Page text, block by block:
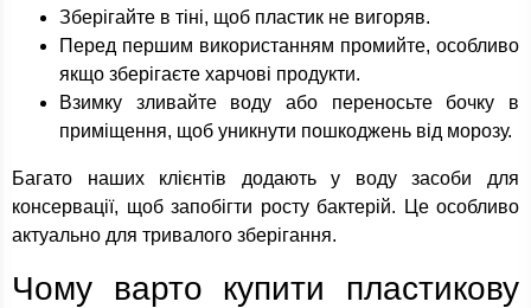
Зберігайте в тіні, щоб пластик не вигоряв.
Перед першим використанням промийте, особливо
якщо зберігаєте харчові продукти.
Взимку зливайте воду або переносьте бочку в
приміщення, щоб уникнути пошкоджень від морозу.
Багато наших клієнтів додають у воду засоби для
консервації, щоб запобігти росту бактерій. Це особливо
актуально для тривалого зберігання.
Чому варто купити пластикову